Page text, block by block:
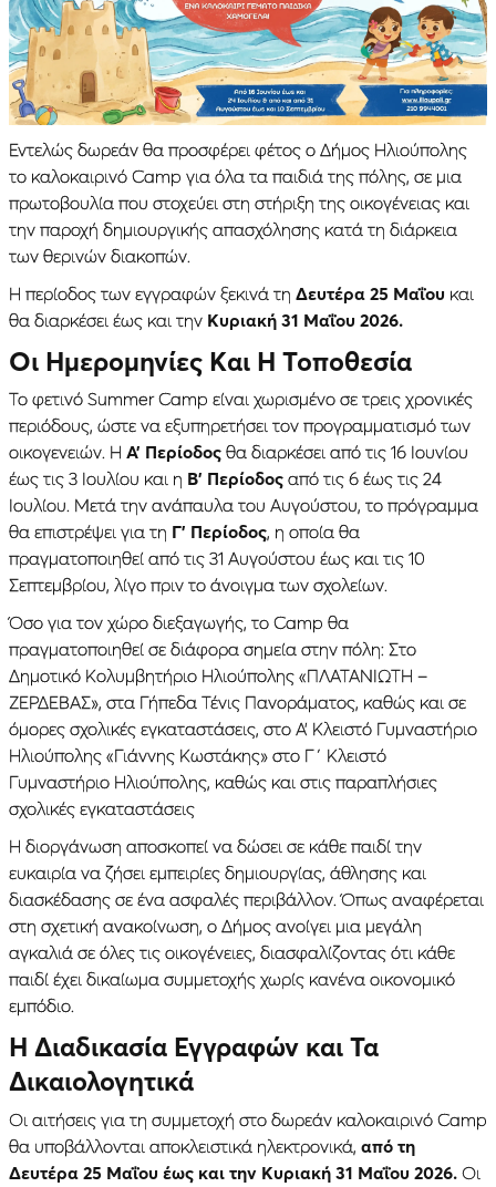
Εντελώς δωρεάν θα προσφέρει φέτος ο Δήμος Ηλιούπολης
το καλοκαιρινό Camp για όλα τα παιδιά της πόλης, σε μια
πρωτοβουλία που στοχεύει στη στήριξη της οικογένειας και
την παροχή δημιουργικής απασχόλησης κατά τη διάρκεια
των θερινών διακοπών.
Η περίοδος των εγγραφών ξεκινά τη Δευτέρα 25 Μαΐου και
θα διαρκέσει έως και την Κυριακή 31 Μαΐου 2026.
Οι Ημερομηνίες Kαι Η Τοποθεσία
Το φετινό Summer Camp είναι χωρισμένο σε τρεις χρονικές
περιόδους, ώστε να εξυπηρετήσει τον προγραμματισμό των
οικογενειών. Η Α’ Περίοδος θα διαρκέσει από τις 16 Ιουνίου
έως τις 3 Ιουλίου και η Β’ Περίοδος από τις 6 έως τις 24
Ιουλίου. Μετά την ανάπαυλα του Αυγούστου, το πρόγραμμα
θα επιστρέψει για τη Γ’ Περίοδος, η οποία θα
πραγματοποιηθεί από τις 31 Αυγούστου έως και τις 10
Σεπτεμβρίου, λίγο πριν το άνοιγμα των σχολείων.
Όσο για τον χώρο διεξαγωγής, το Camp θα
πραγματοποιηθεί σε διάφορα σημεία στην πόλη: Στο
Δημοτικό Κολυμβητήριο Ηλιούπολης «ΠΛΑΤΑΝΙΩΤΗ –
ΖΕΡΔΕΒΑΣ», στα Γήπεδα Τένις Πανοράματος, καθώς και σε
όμορες σχολικές εγκαταστάσεις, στο Α’ Κλειστό Γυμναστήριο
Ηλιούπολης «Γιάννης Κωστάκης» στο Γ΄ Κλειστό
Γυμναστήριο Ηλιούπολης, καθώς και στις παραπλήσιες
σχολικές εγκαταστάσεις
Η διοργάνωση αποσκοπεί να δώσει σε κάθε παιδί την
ευκαιρία να ζήσει εμπειρίες δημιουργίας, άθλησης και
διασκέδασης σε ένα ασφαλές περιβάλλον. Όπως αναφέρεται
στη σχετική ανακοίνωση, ο Δήμος ανοίγει μια μεγάλη
αγκαλιά σε όλες τις οικογένειες, διασφαλίζοντας ότι κάθε
παιδί έχει δικαίωμα συμμετοχής χωρίς κανένα οικονομικό
εμπόδιο.
Η Διαδικασία Εγγραφών και Τα
Δικαιολογητικά
Οι αιτήσεις για τη συμμετοχή στο δωρεάν καλοκαιρινό Camp
θα υποβάλλονται αποκλειστικά ηλεκτρονικά, από τη
Δευτέρα 25 Μαΐου έως και την Κυριακή 31 Μαΐου 2026. Οι